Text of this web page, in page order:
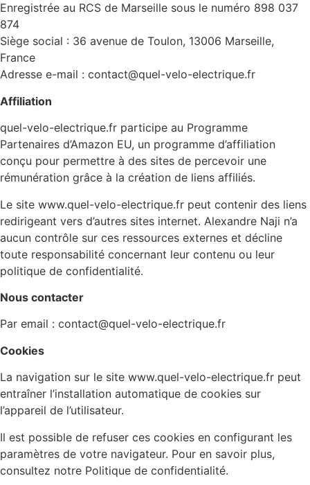
Enregistrée au RCS de Marseille sous le numéro 898 037
874
Siège social : 36 avenue de Toulon, 13006 Marseille,
France
Adresse e-mail : contact@quel-velo-electrique.fr
Affiliation
quel-velo-electrique.fr participe au Programme
Partenaires d’Amazon EU, un programme d’affiliation
conçu pour permettre à des sites de percevoir une
rémunération grâce à la création de liens affiliés.
Le site www.quel-velo-electrique.fr peut contenir des liens
redirigeant vers d’autres sites internet. Alexandre Naji n’a
aucun contrôle sur ces ressources externes et décline
toute responsabilité concernant leur contenu ou leur
politique de confidentialité.
Nous contacter
Par email : contact@quel-velo-electrique.fr
Cookies
La navigation sur le site www.quel-velo-electrique.fr peut
entraîner l’installation automatique de cookies sur
l’appareil de l’utilisateur.
Il est possible de refuser ces cookies en configurant les
paramètres de votre navigateur. Pour en savoir plus,
consultez notre Politique de confidentialité.